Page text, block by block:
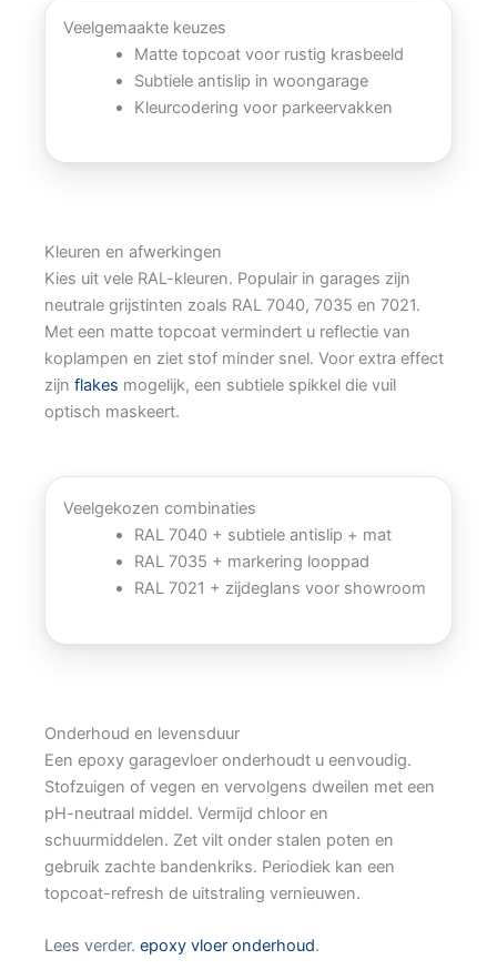
Veelgemaakte keuzes
Matte topcoat voor rustig krasbeeld
Subtiele antislip in woongarage
Kleurcodering voor parkeervakken
Kleuren en afwerkingen
Kies uit vele RAL-kleuren. Populair in garages zijn
neutrale grijstinten zoals RAL 7040, 7035 en 7021.
Met een matte topcoat vermindert u reflectie van
koplampen en ziet stof minder snel. Voor extra effect
zijn flakes mogelijk, een subtiele spikkel die vuil
optisch maskeert.
Veelgekozen combinaties
RAL 7040 + subtiele antislip + mat
RAL 7035 + markering looppad
RAL 7021 + zijdeglans voor showroom
Onderhoud en levensduur
Een epoxy garagevloer onderhoudt u eenvoudig.
Stofzuigen of vegen en vervolgens dweilen met een
pH-neutraal middel. Vermijd chloor en
schuurmiddelen. Zet vilt onder stalen poten en
gebruik zachte bandenkriks. Periodiek kan een
topcoat-refresh de uitstraling vernieuwen.
Lees verder. epoxy vloer onderhoud.